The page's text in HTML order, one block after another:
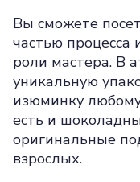
Вы сможете
частью процесса
роли мастера. В
уникальную
изюминку
есть и
оригинальные
взрослых.